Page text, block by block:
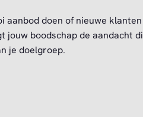
aanbod doen of nieuwe klanten
jouw boodschap de aandacht
je doelgroep.